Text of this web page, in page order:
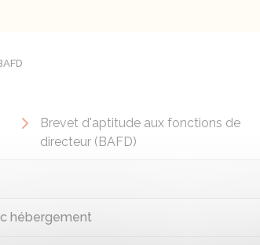
Brevet d'aptitude aux fonctions de
directeur (BAFD)
hébergement